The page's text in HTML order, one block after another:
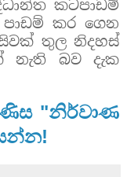
කටපාඩම්
කර ගෙන
තුල නිදහස්
බව දැක
"නිර්වාණ